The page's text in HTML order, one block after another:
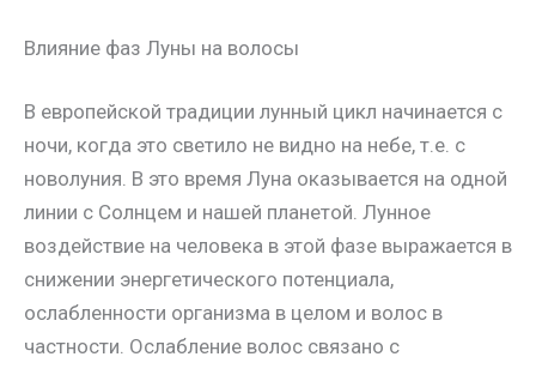
Влияние фаз Луны на волосы
В европейской традиции лунный цикл начинается с
ночи, когда это светило не видно на небе, т.е. с
новолуния. В это время Луна оказывается на одной
линии с Солнцем и нашей планетой. Лунное
воздействие на человека в этой фазе выражается в
снижении энергетического потенциала,
ослабленности организма в целом и волос в
частности. Ослабление волос связано с